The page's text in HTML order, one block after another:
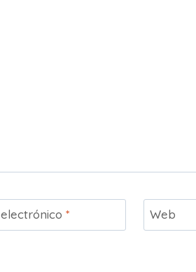
* Web